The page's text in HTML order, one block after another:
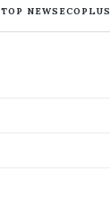
TOP NEWS ECOPLUS